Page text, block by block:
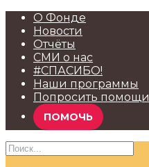
О Фонде
Новости
Отчёты
СМИ о нас
#СПАСИБО!
Наши программы
Попросить помощи
ПОМОЧЬ